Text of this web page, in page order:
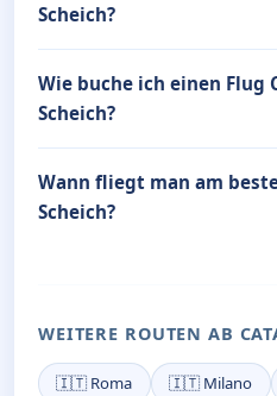
Scheich?
Wie buche ich einen Flug
Scheich?
Wann fliegt man am
Scheich?
WEITERE ROUTEN AB
🇮🇹 Roma 🇮🇹 Milano